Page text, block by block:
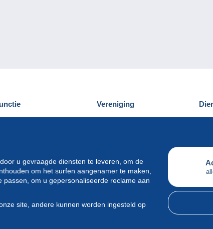
u gevraagde diensten te leveren, om de
om het surfen aangenamer te maken,
om u gepersonaliseerde reclame aan
site, andere kunnen worden ingesteld op
Vereniging
Wie zijn wij